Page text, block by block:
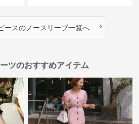
ースのノースリーブ一覧へ ›
ツのおすすめアイテム